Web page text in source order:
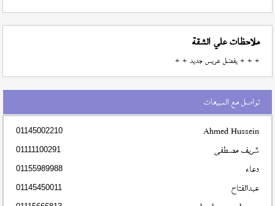
ملاحظات علي الشقة
+ + + يفضل عريس جديد + +
تواصل مع المبيعات
Ahmed Hussein
01145002210
شريف مصطفى 01111100291
دعاء 01155989988
عبدالفتاح 01145450011